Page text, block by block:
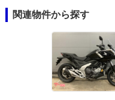
載モデルは、AT限定免許で運
関連物件から探す